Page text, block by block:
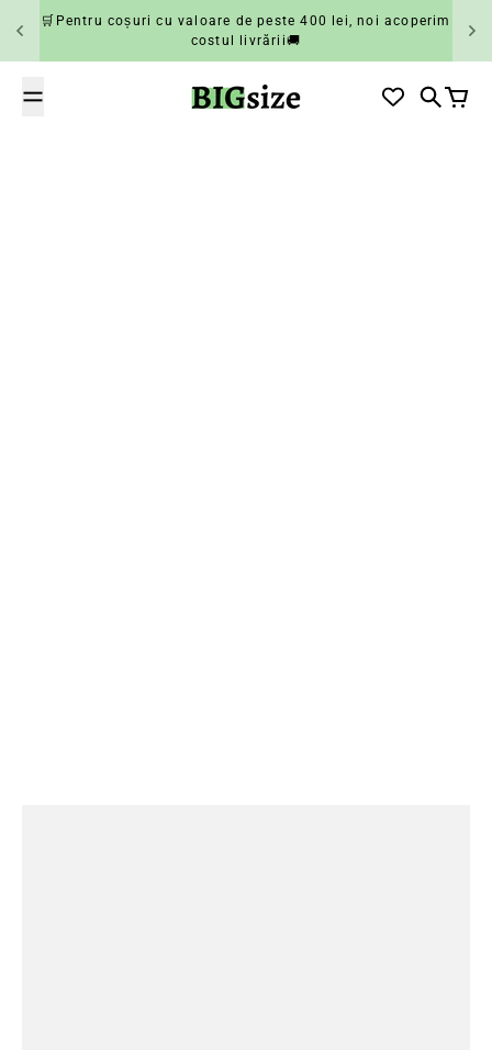
Salt la conținut
🛒Pentru coșuri cu valoare de peste 400 lei, noi acoperim
costul livrării🚚
BIGsize
Căutare
Coș